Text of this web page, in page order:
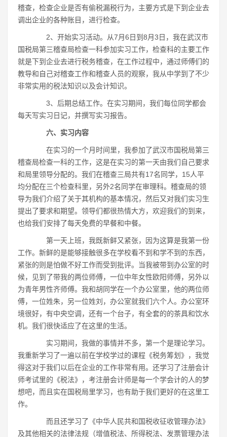
稽查，检查企业是否有偷税漏税行为，主要方式是下到企业去
调出企业的各种账目，进行检查。
2、开始实习活动。从7月6日到8月3日，我在武汉市
国税局第三稽查局检查一科参加实习工作，检查科的主要工作
就是下到企业去进行税务稽查，在工作过程中，通过师傅们的
教导和自己对稽查工作和稽查人员的观察，我从中学到了不少
非常实用的税法知识以及会计知识。
3、后期总结工作。在实习期间，我们每位同学都会
每天写实习日记，并撰写实习报告。
六、实习内容
在实习的一个月时间里，我参加了武汉市国税局第三
稽查局检查一科的工作，这是在实习的第一天由我们自己要求
和局里领导分配的。我们在稽查三局共有17名同学，15人平
均分配在三个检查科里，另外2名同学在审理科。稽查局的领
导为我们介绍了关于其机构的基本情况，然后又对我们实习生
提出了要求和期望。领导们都很热情大方，欢迎我们的到来，
也给我们安排了每天免费的早餐和中餐。
第一天上班，我既新鲜又紧张，因为这算是我第一份
工作。新鲜的是能够接触很多在学校看不到和学不到的东西，
紧张的则是怕做不好工作而受到批评。当我被带到办公室的时
候，见到了带我的两位师傅，一位中年女性欧阳师傅，另外以
为青年男性齐师傅。我和胡同学在一个办公室里，他的两位师
傅，一位姓朱，另一位姓刘，办公室就我们六个人。办公室环
境很好，有中央空调，还有一个台子，有全套的的茶具和饮水
机。我们很快适应了在这里的生活。
实习期间，我做的事情并不多，第一个是理论学习。
我重新学习了一遍以前在学校学过的课程《税务筹划》，我觉
得这对于我们以后在企业的工作非常有用。还学习了注册会计
师考试里的《税法》，考注册会计师是每一个学会计的人的梦
想吧，而且实在国税局里学习，也有助于我们更好的在这里工
作。
而且还学习了《中华人民共和国税收征收管理办法》
及其他相关的法律法规（增值税法、所得税法、发票管理办法